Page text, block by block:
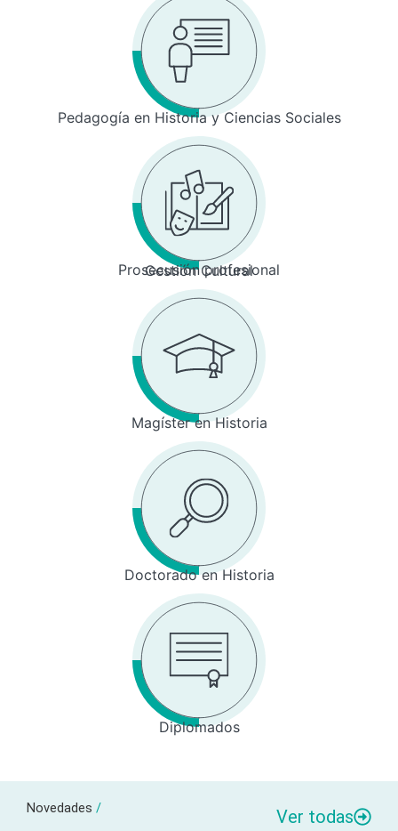
Pedagogía en Historia y Ciencias Sociales
Prosecusión profesional
Gestión Cultural
Magíster en Historia
Doctorado en Historia
Diplomados
Novedades / Ver todas